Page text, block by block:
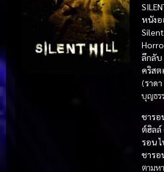
หนังอ
ลึกลับ
คริส
(ราด
บุญธร
ชารอ
ต์ฮิลล์
รอน
ชารอ
ตามห